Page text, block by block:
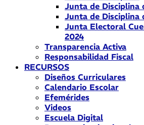
Junta de Disciplina
Junta de Disciplina
Junta Electoral
2024
Transparencia Activa
Responsabilidad Fiscal
RECURSOS
Diseños Curriculares
Calendario Escolar
Efemérides
Videos
Escuela Digital